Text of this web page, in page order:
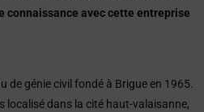
connaissance avec cette entreprise
de génie civil fondé à Brigue en 1965.
localisé dans la cité haut-valaisanne,